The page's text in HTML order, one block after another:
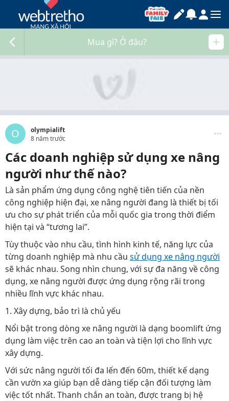
Mua gì? Ở đâu?
O
olympialift
8 năm trước
Các doanh nghiệp sử dụng xe nâng
người như thế nào?
Là sản phẩm ứng dụng công nghệ tiên tiến của nền
công nghiệp hiện đại, xe nâng người đang là thiết bị tối
ưu cho sự phát triển của mỗi quốc gia trong thời điểm
hiện tại và “tương lai”.
Tùy thuộc vào nhu cầu, tình hình kinh tế, năng lực của
từng doanh nghiệp mà nhu cầu sử dụng xe nâng người
sẽ khác nhau. Song nhìn chung, với sự đa năng về công
dụng, xe nâng người được ứng dụng rộng rãi trong
nhiều lĩnh vực khác nhau.
1. Xây dựng, bảo trì là chủ yếu
Nổi bật trong dòng xe nâng người là dạng boomlift ứng
dụng làm việc trên cao an toàn và tiện lợi cho lĩnh vực
xây dựng.
Với sức nâng người tối đa lến đến 60m, thiết kế dạng
cần vườn xa giúp bạn dễ dàng tiếp cận đối tượng làm
việc tốt nhất. Thanh chắn an toàn, được trang bị hệ